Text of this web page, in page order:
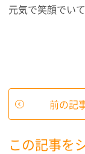
元気で笑顔でい
前の記
この記事を